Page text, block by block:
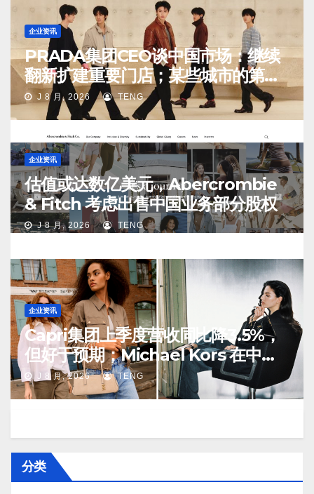
企业资讯
PRADA集团CEO谈中国市场：继续
翻新扩建重要门店；某些城市的第
二、第三店不再有价值
J 8 月, 2026 TENG
企业资讯
估值或达数亿美元，Abercrombie
& Fitch 考虑出售中国业务部分股权
J 8 月, 2026 TENG
企业资讯
Capri集团上季度营收同比降3.5%，
但好于预期；Michael Kors 在中国
市场持续向好
J 8 月, 2026 TENG
分类